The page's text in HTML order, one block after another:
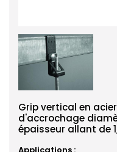
Grip vertical en
d'accrochage
épaisseur allant de